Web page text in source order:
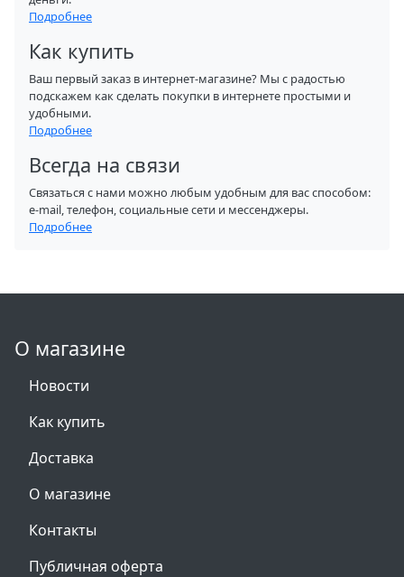
Подробнее
Как купить
Ваш первый заказ в интернет-магазине? Мы с радостью
подскажем как сделать покупки в интернете простыми и
удобными.
Подробнее
Всегда на связи
Связаться с нами можно любым удобным для вас способом:
e-mail, телефон, социальные сети и мессенджеры.
Подробнее
О магазине
Новости
Как купить
Доставка
О магазине
Контакты
Публичная оферта